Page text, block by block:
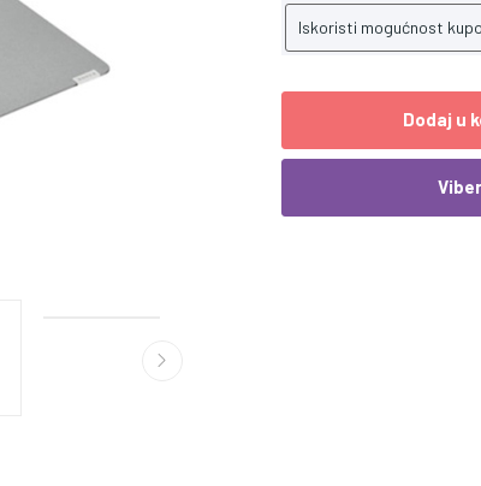
Iskoristi mogućnost
Dodaj u
Viber